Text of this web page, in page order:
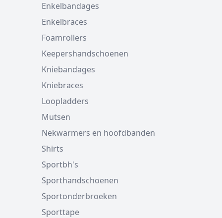
Enkelbandages
Enkelbraces
Foamrollers
Keepershandschoenen
Kniebandages
Kniebraces
Loopladders
Mutsen
Nekwarmers en hoofdbanden
Shirts
Sportbh's
Sporthandschoenen
Sportonderbroeken
Sporttape